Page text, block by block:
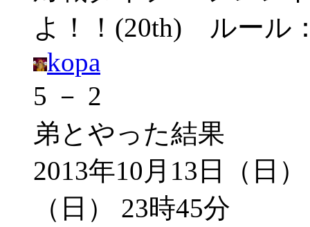
よ！！(20th) ルール
kopa
5 － 2
弟とやった結果
2013年10月13日（日
（日） 23時45分